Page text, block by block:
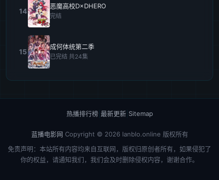
14
恶魔高校D×DHERO
完结
15
成何体统第二季
已完结 共24集
热播排行榜| 最新更新| Sitemap
蓝播电影网 Copyright © 2026 lanblo.online 版权所有
免责声明：本站所有内容均来自互联网，版权归原创者所有，如果侵犯了
你的权益，请通知我们，我们会及时删除侵权内容，谢谢合作。